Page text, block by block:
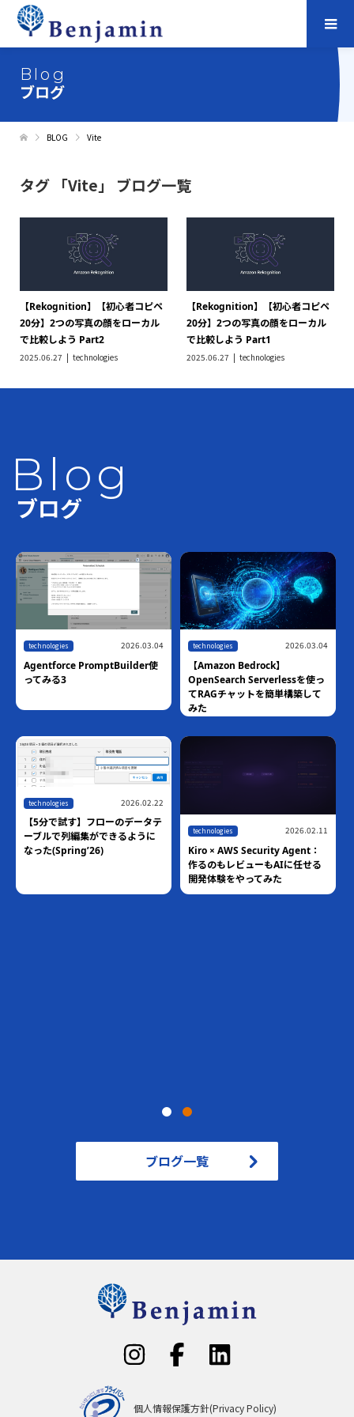
Blog
ブログ
BLOG Vite
タグ 「Vite」 ブログ一覧
【Rekognition】【初心者コピペ
20分】2つの写真の顔をローカル
で比較しよう Part2
2025.06.27 technologies
【Rekognition】【初心者コピペ
20分】2つの写真の顔をローカル
で比較しよう Part1
2025.06.27 technologies
Blog
ブログ
technologies 2026.03.04
Agentforce PromptBuilder使
ってみる3
technologies 2026.03.04
【Amazon Bedrock】
OpenSearch Serverlessを使っ
てRAGチャットを簡単構築して
みた
technologies 2026.02.22
【5分で試す】フローのデータテ
ーブルで列編集ができるように
なった(Spring’26)
technologies 2026.02.11
Kiro × AWS Security Agent：
作るのもレビューもAIに任せる
開発体験をやってみた
ブログ一覧
個人情報保護方針(Privacy Policy)